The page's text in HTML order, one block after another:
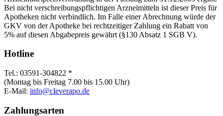
Bei nicht verschreibungspflichtigen Arzneimitteln ist dieser Preis für
Apotheken nicht verbindlich. Im Falle einer Abrechnung würde der
GKV von der Apotheke bei rechtzeitiger Zahlung ein Rabatt von
5% auf diesen Abgabepreis gewährt (§130 Absatz 1 SGB V).
Hotline
Tel.: 03591-304822 *
(Montag bis Freitag 7.00 bis 15.00 Uhr)
E-Mail: info@cleverapo.de
Zahlungsarten